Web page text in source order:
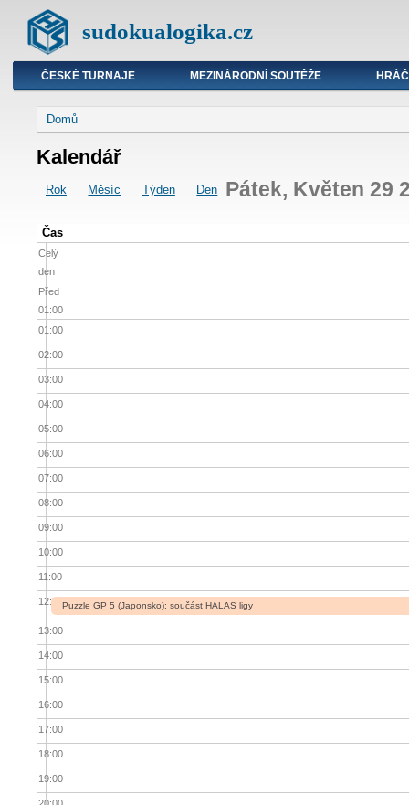
sudokualogika.cz
ČESKÉ TURNAJE MEZINÁRODNÍ SOUTĚŽE
Domů
Kalendář
Rok Měsíc Týden Den Pátek, Květen 29
Čas
Celý
den
Před
01:00
01:00
02:00
03:00
04:00
05:00
06:00
07:00
08:00
09:00
10:00
11:00
12:00Puzzle GP 5 (Japonsko): součást HALAS ligy
13:00
14:00
15:00
16:00
17:00
18:00
19:00